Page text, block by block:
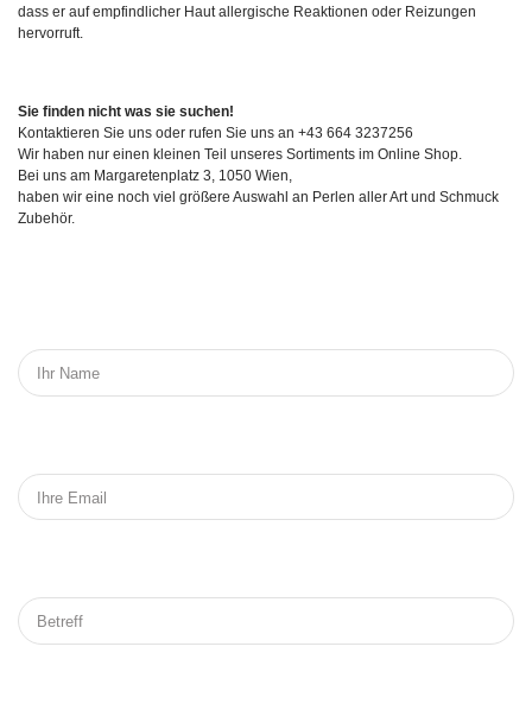
dass er auf empfindlicher Haut allergische Reaktionen oder Reizungen
hervorruft.
Sie finden nicht was sie suchen!
Kontaktieren Sie uns oder rufen Sie uns an +43 664 3237256
Wir haben nur einen kleinen Teil unseres Sortiments im Online Shop.
Bei uns am Margaretenplatz 3, 1050 Wien,
haben wir eine noch viel größere Auswahl an Perlen aller Art und Schmuck
Zubehör.